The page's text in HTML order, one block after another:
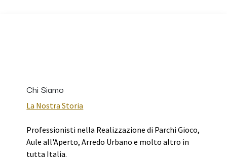
Chi Siamo
La Nostra Storia
Professionisti nella Realizzazione di Parchi Gioco,
Aule all'Aperto, Arredo Urbano e molto altro in
tutta Italia.